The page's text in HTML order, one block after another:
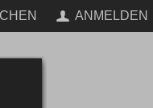
ANMELDEN